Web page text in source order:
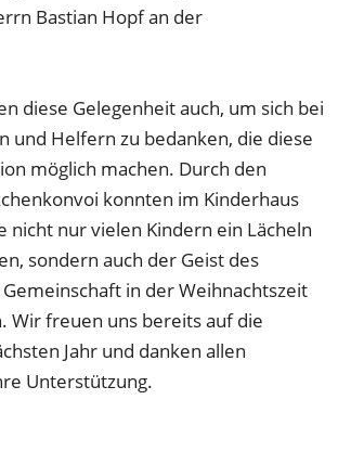
Bastian Hopf an der
diese Gelegenheit auch, um sich bei
und Helfern zu bedanken, die diese
möglich machen. Durch den
konnten im Kinderhaus
nicht nur vielen Kindern ein Lächeln
sondern auch der Geist des
in der Weihnachtszeit
Wir freuen uns bereits auf die
Jahr und danken allen
Unterstützung.